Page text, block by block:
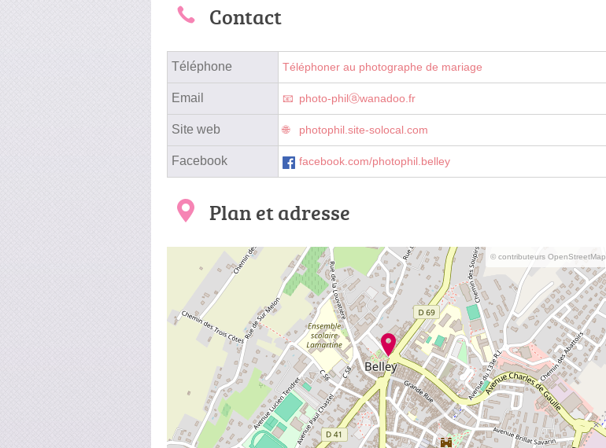
Contact
Téléphone Téléphoner au photographe de mariage
Email photo-philⓐwanadoo.fr
Site web photophil.site-solocal.com
Facebook facebook.com/photophil.belley
Plan et adresse
© contributeurs OpenStreetMap